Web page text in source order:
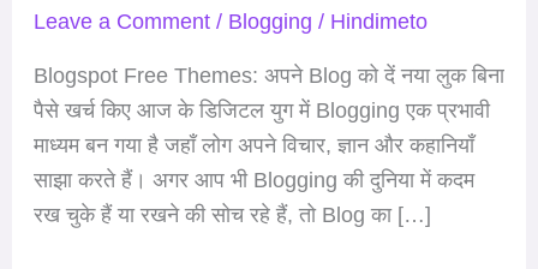
Leave a Comment / Blogging / Hindimeto
Blogspot Free Themes: अपने Blog को दें नया लुक बिना
पैसे खर्च किए आज के डिजिटल युग में Blogging एक प्रभावी
माध्यम बन गया है जहाँ लोग अपने विचार, ज्ञान और कहानियाँ
साझा करते हैं। अगर आप भी Blogging की दुनिया में कदम
रख चुके हैं या रखने की सोच रहे हैं, तो Blog का […]
पैसे
किए